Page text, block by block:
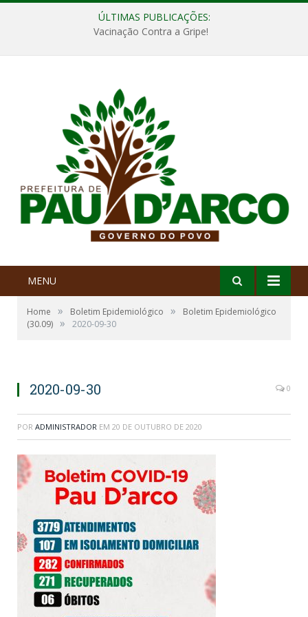
ÚLTIMAS PUBLICAÇÕES:
Vacinação Contra a Gripe!
MENU
Home » Boletim Epidemiológico »
Boletim Epidemiológico
(30.09) » 2020-09-30
2020-09-30 0
POR ADMINISTRADOR EM 20 DE OUTUBRO DE 2020